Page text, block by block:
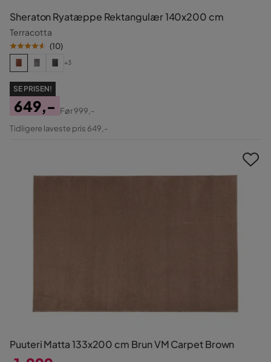
Sheraton Ryatæppe Rektangulær 140x200 cm
Terracotta
(10)
+3
SE PRISEN!
Pris
649,-
Original
Før999,-
Tidligere laveste pris 649,-
Puuteri Matta 133x200 cm Brun VM Carpet Brown